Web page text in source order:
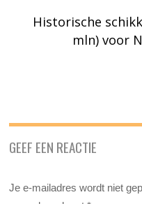
Historische
mln) voor
GEEF EEN REACTIE
Je e-mailadres wordt niet